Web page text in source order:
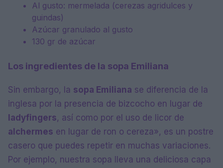
Al gusto: mermelada (cerezas agridulces y
guindas)
Azúcar granulado al gusto
130 gr de azúcar
Los ingredientes de la sopa Emiliana
Sin embargo, la sopa Emiliana se diferencia de la
inglesa por la presencia de bizcocho en lugar de
ladyfingers, así como por el uso de licor de
alchermes en lugar de ron o cereza», es un postre
casero que puedes repetir en muchas variaciones.
Por ejemplo, nuestra sopa lleva una deliciosa capa